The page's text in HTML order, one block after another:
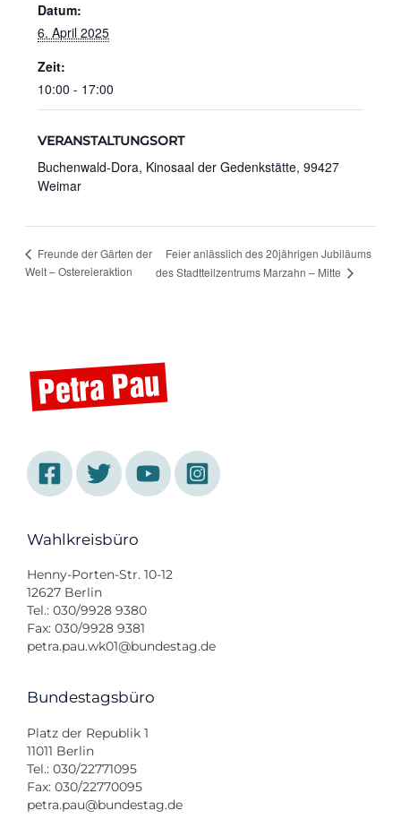
Datum:
6. April 2025
Zeit:
10:00 - 17:00
VERANSTALTUNGSORT
Buchenwald-Dora, Kinosaal der Gedenkstätte, 99427
Weimar
Freunde der Gärten der
Welt – Ostereieraktion
Feier anlässlich des 20jährigen Jubiläums
des Stadtteilzentrums Marzahn – Mitte
Wahlkreisbüro
Henny-Porten-Str. 10-12
12627 Berlin
Tel.: 030/9928 9380
Fax: 030/9928 9381
petra.pau.wk01@bundestag.de
Bundestagsbüro
Platz der Republik 1
11011 Berlin
Tel.: 030/22771095
Fax: 030/22770095
petra.pau@bundestag.de